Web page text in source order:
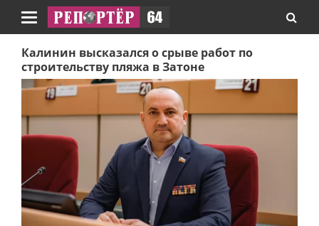
Навигация
Калинин высказался о срыве работ по
строительству пляжа в Затоне